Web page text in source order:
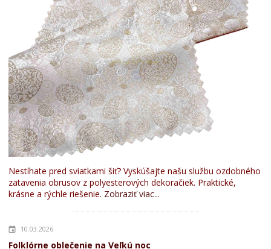
Nestíhate pred sviatkami šiť? Vyskúšajte našu službu ozdobného
zatavenia obrusov z polyesterových dekoračiek. Praktické,
krásne a rýchle riešenie. Zobraziť viac...
10.03.2026
Folklórne oblečenie na Veľkú noc